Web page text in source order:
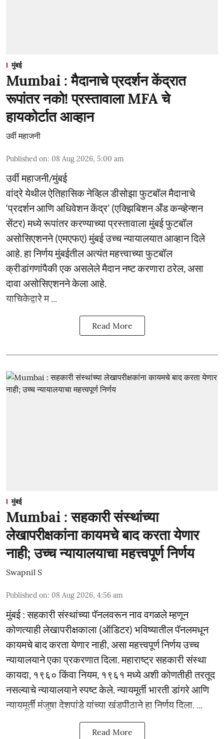
मुंबई
Mumbai : मैदानाचे प्रदर्शन केंद्रात
रूपांतर नको! प्रस्तावाला MFA चे
हायकोर्टात आव्हान
उर्वी महाजनी
Published on: 08 Aug 2026, 5:00 am
उर्वी महाजनी/मुंबई
वांद्रे येथील ऐतिहासिक नेव्हिल डीसोझा फुटबॉल मैदानाचे
‘प्रदर्शन आणि अधिवेशन केंद्र’ (एक्झिबिशन अँड कन्व्हेन्शन
सेंटर) मध्ये रूपांतर करण्याच्या प्रस्तावाला मुंबई फुटबॉल
असोसिएशनने (एमएफए) मुंबई उच्च न्यायालयात आव्हान दिले
आहे. हा निर्णय मुंबईतील अत्यंत महत्त्वाच्या फुटबॉल
क्रीडांगणांपैकी एक असलेले मैदान नष्ट करणारा ठरेल, असा
दावा असोसिएशनने केला आहे.
याचिकेद्वारे म ...
Read More
मुंबई
Mumbai : सहकारी संस्थांच्या
लेखापरीक्षकांना कायमचे बाद करता येणार
नाही; उच्च न्यायालयाचा महत्त्वपूर्ण निर्णय
Swapnil S
Published on: 08 Aug 2026, 4:56 am
मुंबई : सहकारी संस्थांच्या पॅनलवरून नाव वगळले म्हणून
कोणत्याही लेखापरीक्षकाला (ऑडिटर) भविष्यातील पॅनलमधून
कायमचे बाद करता येणार नाही, असा महत्त्वपूर्ण निर्णय उच्च
न्यायालयाने एका प्रकरणात दिला. महाराष्ट्र सहकारी संस्था
कायदा, १९६० किंवा नियम, १९६१ मध्ये अशी कोणतीही तरतूद
नसल्याचे न्यायालयाने स्पष्ट केले. न्यायमूर्ती भारती डांगरे आणि
न्यायमूर्ती मंजुषा देशपांडे यांच्या खंडपीठाने हा निर्णय दिला. ...
Read More